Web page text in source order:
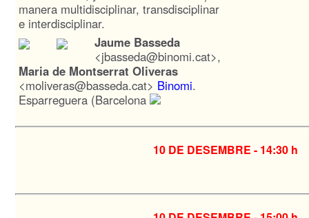
manera multidisciplinar, transdisciplinar
e interdisciplinar.
Jaume Basseda
<jbasseda@binomi.cat>,
Maria de Montserrat Oliveras
<moliveras@basseda.cat> Binomi.
Esparreguera (Barcelona
10 DE DESEMBRE - 14:30 h